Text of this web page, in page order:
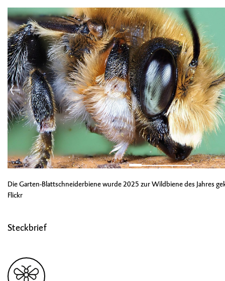
Die Garten-Blattschneiderbiene wurde 2025 zur Wildbiene des Jahres
Flickr
Steckbrief